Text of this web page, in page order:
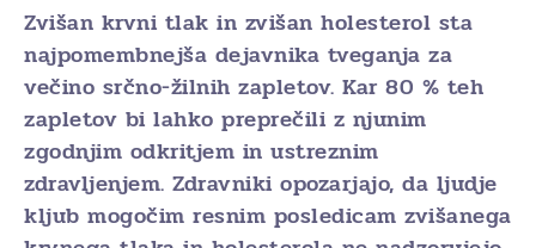
Zvišan krvni tlak in zvišan holesterol sta
najpomembnejša dejavnika tveganja za
večino srčno-žilnih zapletov. Kar 80 % teh
zapletov bi lahko preprečili z njunim
zgodnjim odkritjem in ustreznim
zdravljenjem. Zdravniki opozarjajo, da ljudje
kljub mogočim resnim posledicam zvišanega